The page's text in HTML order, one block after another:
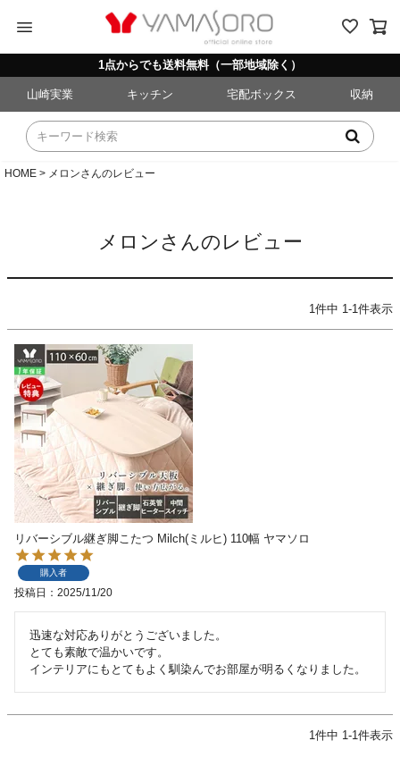
menu
1点からでも送料無料（一部地域除く）
山崎実業 キッチン 宅配ボックス 収納
HOME メロンさんのレビュー
メロンさんのレビュー
1件中 1-1件表示
リバーシブル継ぎ脚こたつ Milch(ミルヒ) 110幅 ヤマソロ
購入者
投稿日 2025/11/20
迅速な対応ありがとうございました。
とても素敵で温かいです。
インテリアにもとてもよく馴染んでお部屋が明るくなりました。
1件中 1-1件表示